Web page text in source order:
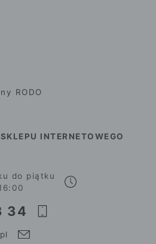
RODO
INTERNETOWEGO
do piątku
34